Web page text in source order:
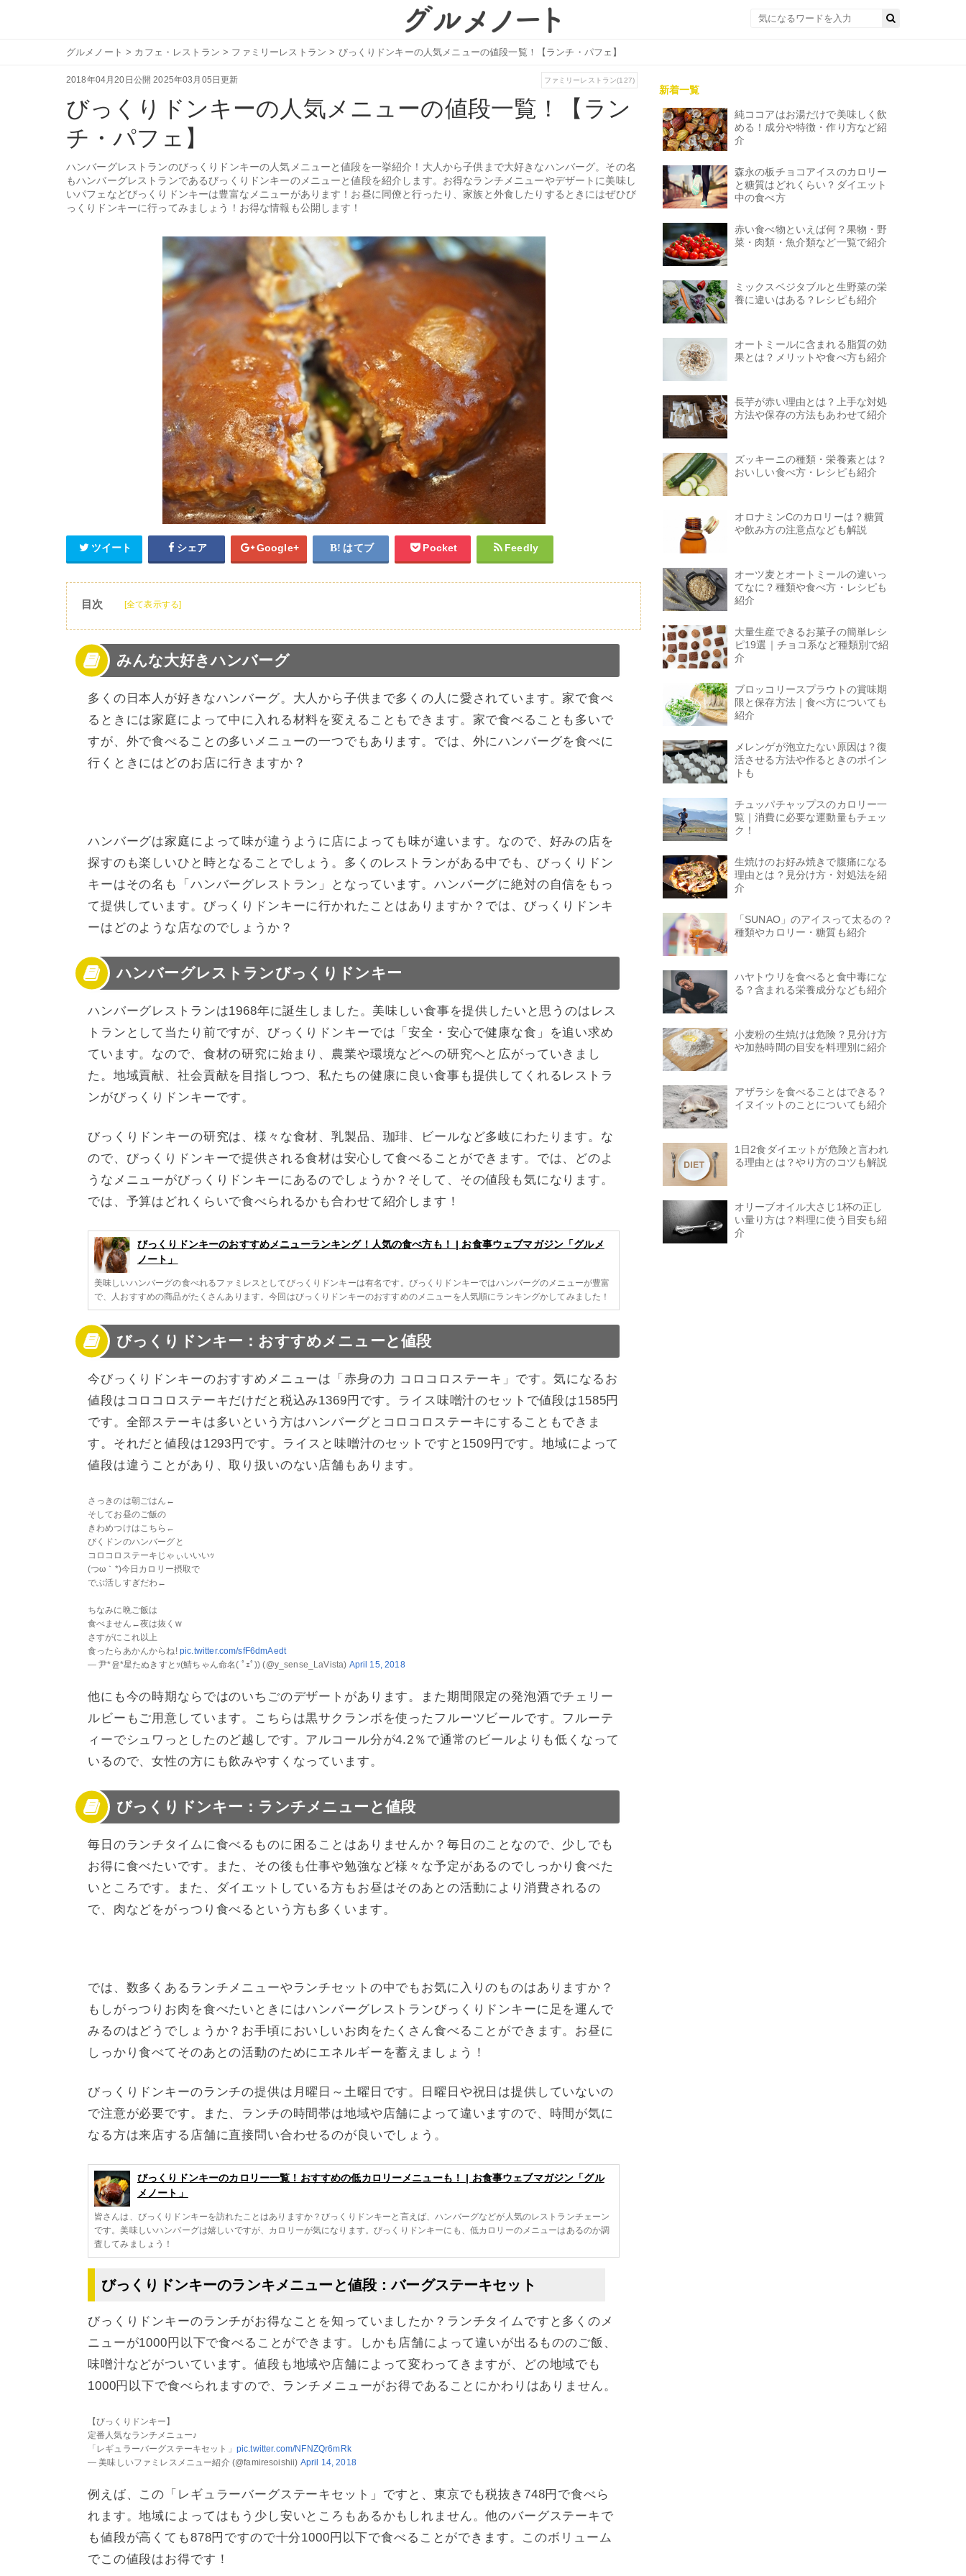
グルメノート > カフェ・レストラン > ファミリーレストラン > びっくりドンキーの人気メニューの値段一覧！【ランチ・パフェ】
2018年04月20日公開 2025年03月05日更新 ファミリーレストラン(127)
びっくりドンキーの人気メニューの値段一覧！【ラン
チ・パフェ】
ハンバーグレストランのびっくりドンキーの人気メニューと値段を一挙紹介！大人から子供まで大好きなハンバーグ。その名
もハンバーグレストランであるびっくりドンキーのメニューと値段を紹介します。お得なランチメニューやデザートに美味し
いパフェなどびっくりドンキーは豊富なメニューがあります！お昼に同僚と行ったり、家族と外食したりするときにはぜひび
っくりドンキーに行ってみましょう！お得な情報も公開します！
ツイート シェア Google+ はてブ Pocket Feedly
目次 [全て表示する]
3 びっくりドンキー：おすすめメニューと値段
4 びっくりドンキー：ランチメニューと値段
5 びっくりドンキーのグランドメニューと値段：ディッシュ
6
びっくりドンキーのグランドメニューと値段：ステーキ
びっくりドンキーのグランドメニューと値段：サラダ
9
びっくりドンキーのグランドメニューと値段：デザート、パフェ
13 びっくりドンキー：お持ち帰りメニューと値段
14 クラブドンキーでびっくりドンキーをお得に活用しよう！
15 家族でびっくりドンキーに行こう！
みんな大好きハンバーグ
多くの日本人が好きなハンバーグ。大人から子供まで多くの人に愛されています。家で食べ
るときには家庭によって中に入れる材料を変えることもできます。家で食べることも多いで
すが、外で食べることの多いメニューの一つでもあります。では、外にハンバーグを食べに
行くときにはどのお店に行きますか？
ハンバーグは家庭によって味が違うように店によっても味が違います。なので、好みの店を
探すのも楽しいひと時となることでしょう。多くのレストランがある中でも、びっくりドン
キーはその名も「ハンバーグレストラン」となっています。ハンバーグに絶対の自信をもっ
て提供しています。びっくりドンキーに行かれたことはありますか？では、びっくりドンキ
ーはどのような店なのでしょうか？
ハンバーグレストランびっくりドンキー
ハンバーグレストランは1968年に誕生しました。美味しい食事を提供したいと思うのはレス
トランとして当たり前ですが、びっくりドンキーでは「安全・安心で健康な食」を追い求め
ています。なので、食材の研究に始まり、農業や環境などへの研究へと広がっていきまし
た。地域貢献、社会貢献を目指しつつ、私たちの健康に良い食事も提供してくれるレストラ
ンがびっくりドンキーです。
びっくりドンキーの研究は、様々な食材、乳製品、珈琲、ビールなど多岐にわたります。な
ので、びっくりドンキーで提供される食材は安心して食べることができます。では、どのよ
うなメニューがびっくりドンキーにあるのでしょうか？そして、その値段も気になります。
では、予算はどれくらいで食べられるかも合わせて紹介します！
びっくりドンキーのおすすめメニューランキング！人気の食べ方も！ | お食事ウェブマガジン「グルメ
ノート」
美味しいハンバーグの食べれるファミレスとしてびっくりドンキーは有名です。びっくりドンキーではハンバーグのメニューが豊富
で、人おすすめの商品がたくさんあります。今回はびっくりドンキーのおすすめのメニューを人気順にランキングかしてみました！
びっくりドンキー：おすすめメニューと値段
今びっくりドンキーのおすすめメニューは「赤身の力 コロコロステーキ」です。気になるお
値段はコロコロステーキだけだと税込み1369円です。ライス味噌汁のセットで値段は1585円
です。全部ステーキは多いという方はハンバーグとコロコロステーキにすることもできま
す。それだと値段は1293円です。ライスと味噌汁のセットですと1509円です。地域によって
値段は違うことがあり、取り扱いのない店舗もあります。
さっきのは朝ごはん←
そしてお昼のご飯の
きわめつけはこちら←
びくドンのハンバーグと
コロコロステーキじゃぃいいいｯ
(つω｀*)今日カロリー摂取で
でぶ活しすぎだわ←
ちなみに晩ご飯は
食べません←夜は抜くw
さすがにこれ以上
食ったらあかんからね! pic.twitter.com/sfF6dmAedt
— 尹*윤*星たぬきすとｯ(鯖ちゃん命名( ﾟｪﾟ)) (@y_sense_LaVista) April 15, 2018
他にも今の時期ならではのいちごのデザートがあります。また期間限定の発泡酒でチェリー
ルビーもご用意しています。こちらは黒サクランボを使ったフルーツビールです。フルーテ
ィーでシュワっとしたのど越しです。アルコール分が4.2％で通常のビールよりも低くなって
いるので、女性の方にも飲みやすくなっています。
びっくりドンキー：ランチメニューと値段
毎日のランチタイムに食べるものに困ることはありませんか？毎日のことなので、少しでも
お得に食べたいです。また、その後も仕事や勉強など様々な予定があるのでしっかり食べた
いところです。また、ダイエットしている方もお昼はそのあとの活動により消費されるの
で、肉などをがっつり食べるという方も多くいます。
では、数多くあるランチメニューやランチセットの中でもお気に入りのものはありますか？
もしがっつりお肉を食べたいときにはハンバーグレストランびっくりドンキーに足を運んで
みるのはどうでしょうか？お手頃においしいお肉をたくさん食べることができます。お昼に
しっかり食べてそのあとの活動のためにエネルギーを蓄えましょう！
びっくりドンキーのランチの提供は月曜日～土曜日です。日曜日や祝日は提供していないの
で注意が必要です。また、ランチの時間帯は地域や店舗によって違いますので、時間が気に
なる方は来店する店舗に直接問い合わせるのが良いでしょう。
びっくりドンキーのカロリー一覧！おすすめの低カロリーメニューも！ | お食事ウェブマガジン「グル
メノート」
皆さんは、びっくりドンキーを訪れたことはありますか？びっくりドンキーと言えば、ハンバーグなどが人気のレストランチェーン
です。美味しいハンバーグは嬉しいですが、カロリーが気になります。びっくりドンキーにも、低カロリーのメニューはあるのか調
査してみましょう！
びっくりドンキーのランキメニューと値段：バーグステーキセット
びっくりドンキーのランチがお得なことを知っていましたか？ランチタイムですと多くのメ
ニューが1000円以下で食べることができます。しかも店舗によって違いが出るもののご飯、
味噌汁などがついています。値段も地域や店舗によって変わってきますが、どの地域でも
1000円以下で食べられますので、ランチメニューがお得であることにかわりはありません。
【びっくりドンキー】
定番人気なランチメニュー♪
「レギュラーバーグステーキセット」 pic.twitter.com/NFNZQr6mRk
— 美味しいファミレスメニュー紹介 (@famiresoishii) April 14, 2018
例えば、この「レギュラーバーグステーキセット」ですと、東京でも税抜き748円で食べら
れます。地域によってはもう少し安いところもあるかもしれません。他のバーグステーキで
も値段が高くても878円ですので十分1000円以下で食べることができます。このボリューム
でこの値段はお得です！
新着一覧
純ココアはお湯だけで美味しく飲
める！成分や特徴・作り方など紹
介
森永の板チョコアイスのカロリー
と糖質はどれくらい？ダイエット
中の食べ方
赤い食べ物といえば何？果物・野
菜・肉類・魚介類など一覧で紹介
ミックスベジタブルと生野菜の栄
養に違いはある？レシピも紹介
オートミールに含まれる脂質の効
果とは？メリットや食べ方も紹介
長芋が赤い理由とは？上手な対処
方法や保存の方法もあわせて紹介
ズッキーニの種類・栄養素とは？
おいしい食べ方・レシピも紹介
オロナミンCのカロリーは？糖質
や飲み方の注意点なども解説
オーツ麦とオートミールの違いっ
てなに？種類や食べ方・レシピも
紹介
大量生産できるお菓子の簡単レシ
ピ19選｜チョコ系など種類別で紹
介
ブロッコリースプラウトの賞味期
限と保存方法｜食べ方についても
紹介
メレンゲが泡立たない原因は？復
活させる方法や作るときのポイン
トも
チュッパチャップスのカロリー一
覧｜消費に必要な運動量もチェッ
ク！
生焼けのお好み焼きで腹痛になる
理由とは？見分け方・対処法を紹
介
「SUNAO」のアイスって太るの？
種類やカロリー・糖質も紹介
ハヤトウリを食べると食中毒にな
る？含まれる栄養成分なども紹介
小麦粉の生焼けは危険？見分け方
や加熱時間の目安を料理別に紹介
アザラシを食べることはできる？
イヌイットのことについても紹介
1日2食ダイエットが危険と言われ
る理由とは？やり方のコツも解説
オリーブオイル大さじ1杯の正し
い量り方は？料理に使う目安も紹
介